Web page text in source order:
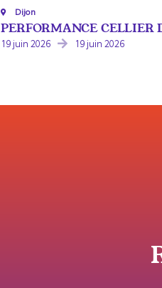
Dijon
PERFORMANCE CELLIER
19 juin 2026 19 juin 2026